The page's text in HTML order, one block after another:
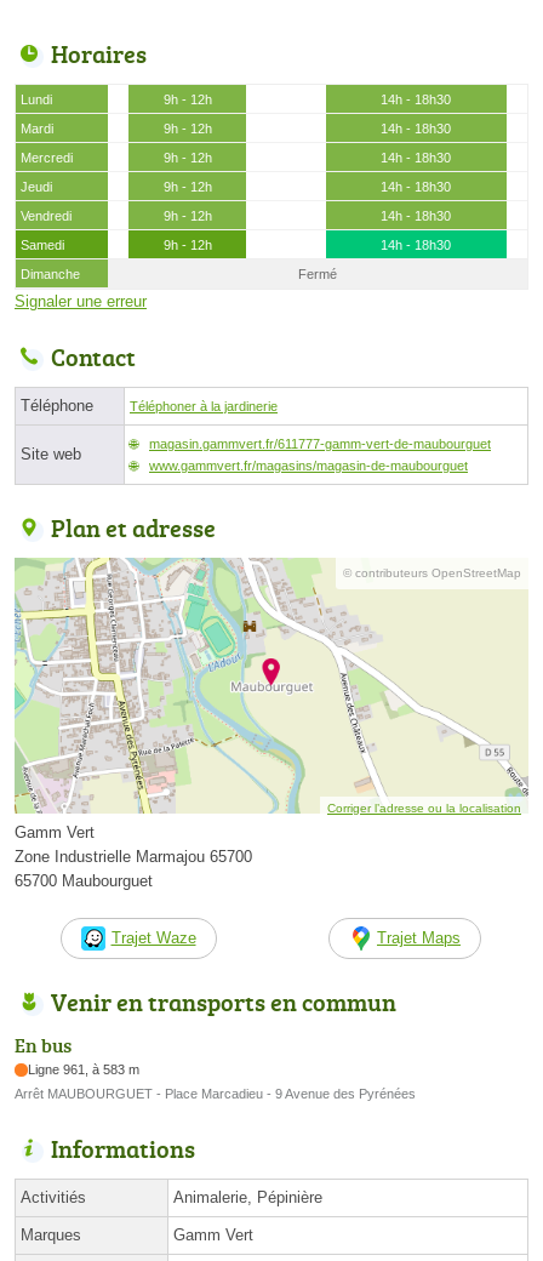
Horaires
Lundi 9h - 12h
14h - 18h30
Mardi
9h - 12h
14h - 18h30
Mercredi
9h - 12h
14h - 18h30
Jeudi
9h - 12h
14h - 18h30
Vendredi
9h - 12h
14h - 18h30
Samedi
9h - 12h
14h - 18h30
Dimanche
Fermé
Signaler une erreur
Contact
Téléphone Téléphoner à la jardinerie
Site web
magasin.gammvert.fr/611777-gamm-vert-de-maubourguet
www.gammvert.fr/magasins/magasin-de-maubourguet
Plan et adresse
© contributeurs OpenStreetMap
Corriger l’adresse ou la localisation
Gamm Vert
Zone Industrielle Marmajou 65700
65700 Maubourguet
Trajet Waze Trajet Maps
Venir en transports en commun
En bus
Ligne 961, à 583 m
Arrêt MAUBOURGUET - Place Marcadieu - 9 Avenue des Pyrénées
Informations
Activitiés Animalerie, Pépinière
Marques Gamm Vert